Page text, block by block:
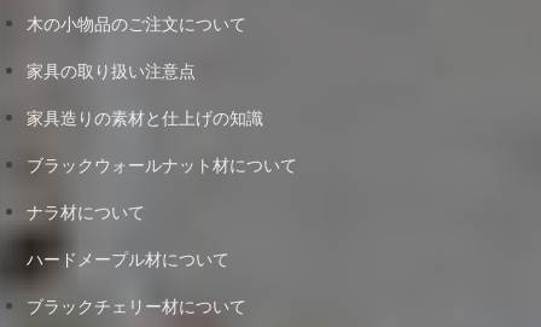
木の小物品のご注文について
家具の取り扱い注意点
家具造りの素材と仕上げの知識
ブラックウォールナット材について
ナラ材について
ハードメープル材について
ブラックチェリー材について